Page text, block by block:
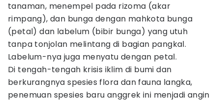
tanaman, menempel pada rizoma (akar
rimpang), dan bunga dengan mahkota bunga
(petal) dan labelum (bibir bunga) yang utuh
tanpa tonjolan melintang di bagian pangkal.
Labelum-nya juga menyatu dengan petal.
Di tengah-tengah krisis iklim di bumi dan
berkurangnya spesies flora dan fauna langka,
penemuan spesies baru anggrek ini menjadi angin